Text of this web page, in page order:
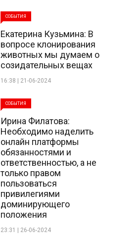
СОБЫТИЯ
Екатерина Кузьмина: В
вопросе клонирования
животных мы думаем о
созидательных вещах
16:38 | 21-06-2024
СОБЫТИЯ
Ирина Филатова:
Необходимо наделить
онлайн платформы
обязанностями и
ответственностью, а не
только правом
пользоваться
привилегиями
доминирующего
положения
23:31 | 26-06-2024